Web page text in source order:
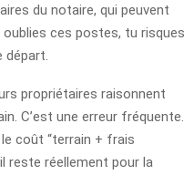
du notaire, qui peuvent
ces postes, tu risques
propriétaires raisonnent
C’est une erreur fréquente.
coût “terrain + frais
reste réellement pour la